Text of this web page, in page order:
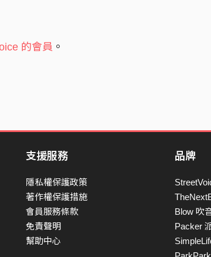
的會員 。
支援服務
隱私權保護政策
著作權保護措施
會員服務條款
免責聲明
幫助中心
品牌
Blow 吹
Packer